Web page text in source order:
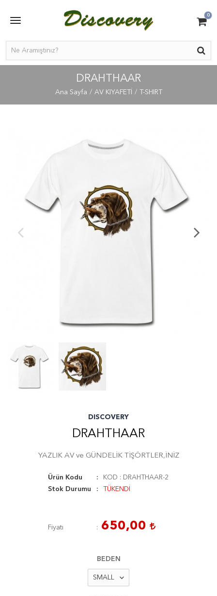
0
DRAHTHAAR
Ana Sayfa AV KIYAFETİ T-SHIRT
DISCOVERY
DRAHTHAAR
YAZLIK AV ve GÜNDELİK TİŞÖRTLER,İNİZ
Ürün Kodu
KOD : DRAHTHAAR-2
Stok Durumu
TÜKENDİ
Fiyatı 650,00
BEDEN